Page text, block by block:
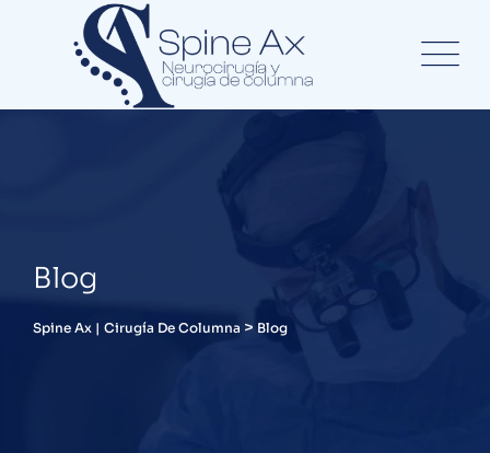
Blog
Spine Ax | Cirugía De Columna > Blog